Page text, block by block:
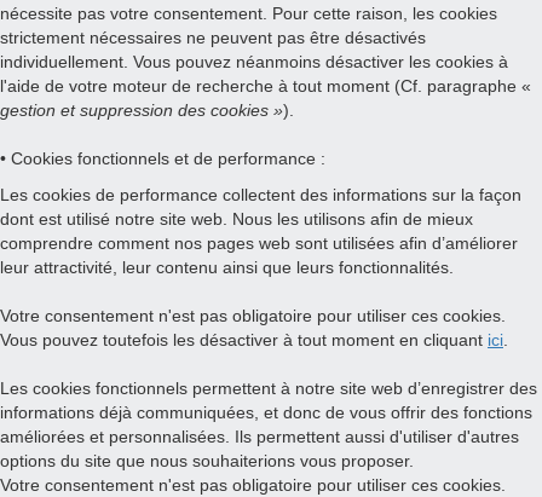
nécessite pas votre consentement. Pour cette raison, les cookies
strictement nécessaires ne peuvent pas être désactivés
individuellement. Vous pouvez néanmoins désactiver les cookies à
l'aide de votre moteur de recherche à tout moment (Cf. paragraphe «
gestion et suppression des cookies »).
• Cookies fonctionnels et de performance :
Les cookies de performance collectent des informations sur la façon
dont est utilisé notre site web. Nous les utilisons afin de mieux
comprendre comment nos pages web sont utilisées afin d’améliorer
leur attractivité, leur contenu ainsi que leurs fonctionnalités.
Votre consentement n'est pas obligatoire pour utiliser ces cookies.
Vous pouvez toutefois les désactiver à tout moment en cliquant ici
Les cookies fonctionnels permettent à notre site web d’enregistrer des
informations déjà communiquées, et donc de vous offrir des fonctions
améliorées et personnalisées. Ils permettent aussi d'utiliser d'autres
options du site que nous souhaiterions vous proposer.
Votre consentement n'est pas obligatoire pour utiliser ces cookies.